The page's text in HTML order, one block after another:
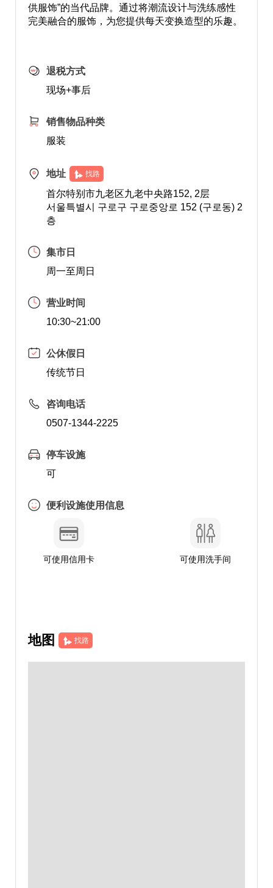
供服饰”的当代品牌。通过将潮流设计与洗练感性
完美融合的服饰，为您提供每天变换造型的乐趣。
退税方式
现场+事后
销售物品种类
服装
地址 找路
首尔特别市九老区九老中央路152, 2层
서울특별시 구로구 구로중앙로 152 (구로동) 2
층
集市日
周一至周日
营业时间
10:30~21:00
公休假日
传统节日
咨询电话
0507-1344-2225
停车设施
可
便利设施使用信息
可使用信用卡 可使用洗手间
地图 找路